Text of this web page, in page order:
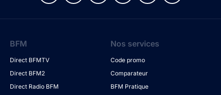
BFM
Direct BFMTV
Direct BFM2
Direct Radio BFM
Nos services
Code promo
Comparateur
BFM Pratique